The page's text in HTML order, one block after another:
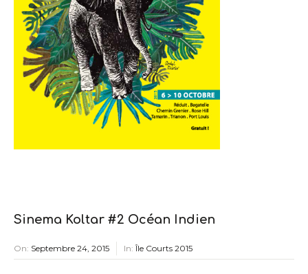
Sinema Koltar #2 Océan Indien
On: Septembre 24, 2015 In:Île Courts 2015